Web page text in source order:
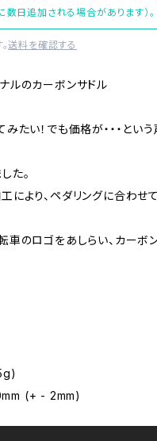
数日追加される場合があります）。
送料を確認する
ルのカーボンサドル
たい！でも価格が・・・とい
た。
により、ペダリングに合わせ
車のロゴをあしらい、カーボ
(+ - 2mm)